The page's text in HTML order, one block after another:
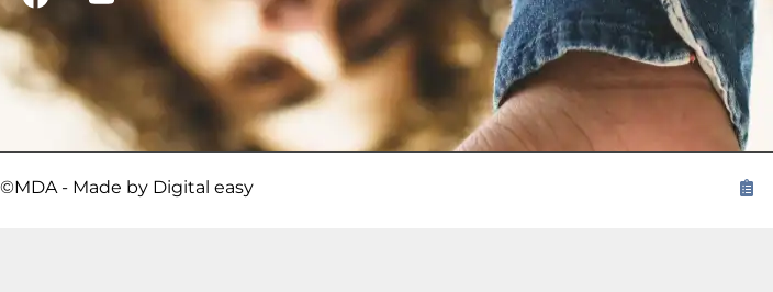
©MDA - Made by Digital easy